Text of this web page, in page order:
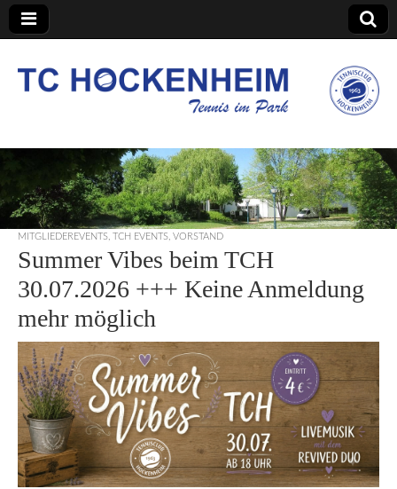
TC Hockenheim
MITGLIEDEREVENTS TCH EVENTS VORSTAND
Summer Vibes beim TCH
30.07.2026 +++ Keine Anmeldung
mehr möglich